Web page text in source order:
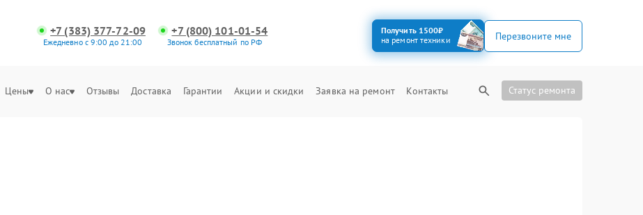
+7 (383) 377-72-09
Ежедневно с 9:00 до 21:00
+7 (800) 101-01-54
Звонок бесплатный по РФ
Получить 1500₽
на ремонт техники
Перезвоните мне
Цены О нас Отзывы Доставка Гарантии Акции и скидки Заявка на ремонт Контакты Статус ремонта